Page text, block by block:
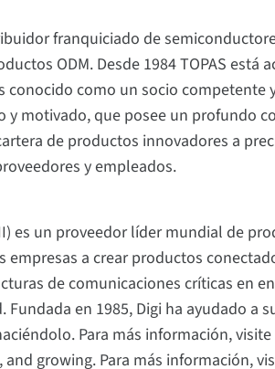
franquiciado de
ODM. Desde 1984 TOPAS está
como un socio competente
y motivado, que posee un profundo
de productos innovadores a
y empleados.
es un proveedor líder mundial de
empresas a crear productos
de comunicaciones críticas en
en 1985, Digi ha ayudado a
Para más información,
growing. Para más información,